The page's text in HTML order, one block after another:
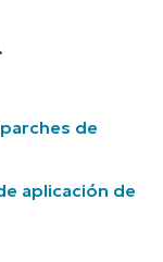
de
aplicación de